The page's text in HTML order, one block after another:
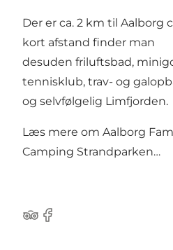
Der er ca. 2 km til Aalborg
kort afstand finder man
desuden friluftsbad,
tennisklub, trav- og
og selvfølgelig Limfjorden.
Læs mere om Aalborg
Camping Strandparken…
Tripadvisor
Facebook